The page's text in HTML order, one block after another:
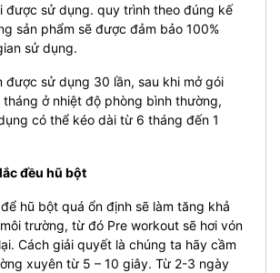
được sử dụng. quy trình theo đúng kế
sản phẩm sẽ được đảm bảo 100%
sử dụng.
được sử dụng 30 lần, sau khi mở gói
ở nhiệt độ phòng bình thường,
có thể kéo dài từ 6 tháng đến 1
đều hũ bột
hũ bột quá ổn định sẽ làm tăng khả
trường, từ đó Pre workout sẽ hơi vón
Cách giải quyết là chúng ta hãy cầm
xuyên từ 5 – 10 giây. Từ 2-3 ngày